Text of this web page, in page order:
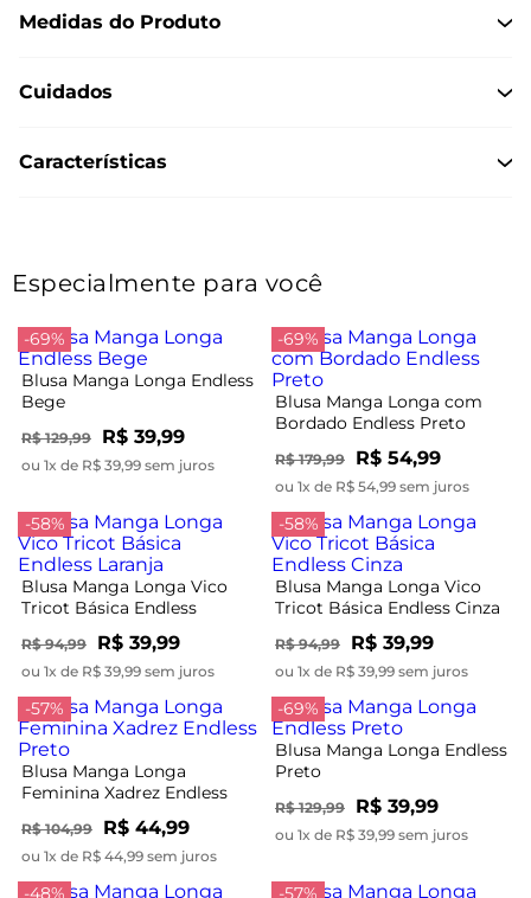
Medidas do Produto
Cuidados
Características
Especialmente para você
-69%
Blusa Manga Longa Endless
Bege
R$ 129,99 R$ 39,99
ou 1x de R$ 39,99 sem juros
-69%
Blusa Manga Longa com
Bordado Endless Preto
R$ 179,99 R$ 54,99
ou 1x de R$ 54,99 sem juros
-58%
Blusa Manga Longa Vico
Tricot Básica Endless
R$ 94,99 R$ 39,99
ou 1x de R$ 39,99 sem juros
-58%
Blusa Manga Longa Vico
Tricot Básica Endless Cinza
R$ 94,99 R$ 39,99
ou 1x de R$ 39,99 sem juros
-57%
Blusa Manga Longa
Feminina Xadrez Endless
R$ 104,99 R$ 44,99
ou 1x de R$ 44,99 sem juros
-69%
Blusa Manga Longa Endless
Preto
R$ 129,99 R$ 39,99
ou 1x de R$ 39,99 sem juros
-48% -57%